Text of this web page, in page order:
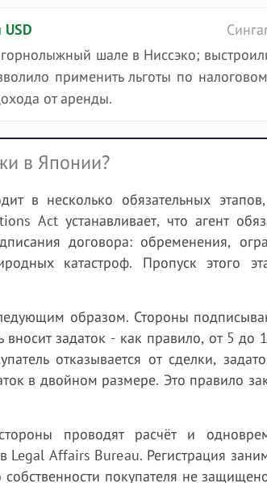
шале в Ниссэко;
применить льготы по
от аренды.
в Японии?
в несколько обязательных
Act устанавливает, что агент
договора: обременения,
катастроф. Пропуск этого
образом. Стороны
задаток - как правило, от 5 до
отказывается от сделки,
в двойном размере. Это правило
проводят расчёт и
Legal Affairs Bureau. Регистрация
покупателя не